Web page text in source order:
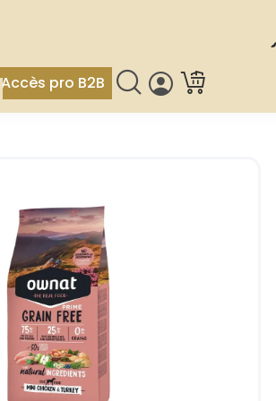
Accès pro B2B